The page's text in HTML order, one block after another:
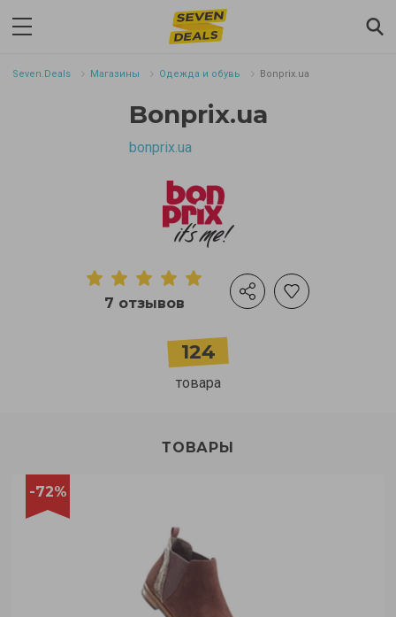
Seven.Deals Магазины Одежда и обувь Bonprix.ua
Bonprix.ua
bonprix.ua
7 отзывов
124
товара
ТОВАРЫ
-72%